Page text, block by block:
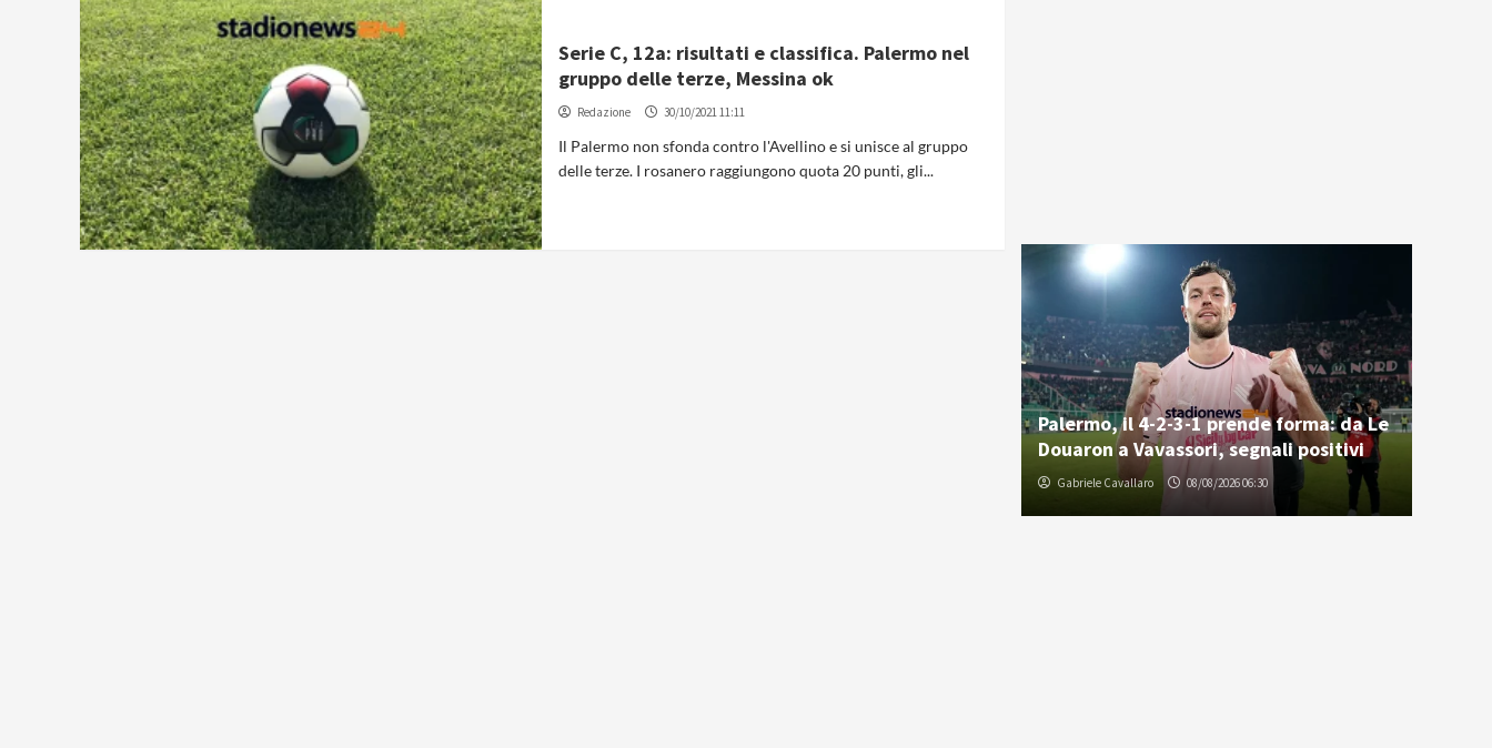
Serie C, 12a: risultati e classifica. Palermo nel
gruppo delle terze, Messina ok
Redazione 30/10/2021 11:11
Il Palermo non sfonda contro l'Avellino e si unisce al gruppo
delle terze. I rosanero raggiungono quota 20 punti, gli...
Palermo, il 4-2-3-1 prende forma: da Le
Douaron a Vavassori, segnali positivi
Gabriele Cavallaro 08/08/2026 06:30